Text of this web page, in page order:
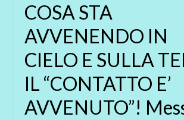
COSA STA
AVVENENDO IN
CIELO E SULLA
IL “CONTATTO E’
AVVENUTO”!